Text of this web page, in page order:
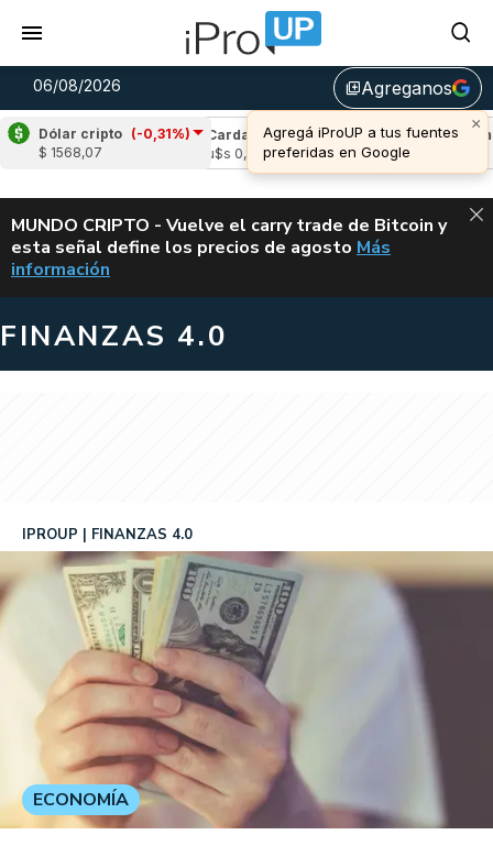
06/08/2026 library_addAgreganos
×
Agregá iProUP a tus fuentes
preferidas en Google
Dólar cripto (-0,31%)
$ 1568,07
(-1,95%)
Cardano (-1,28%)
u$s 0,19
Avalanche
u$s 6,70
ALERTA
MUNDO CRIPTO - Vuelve el carry trade de Bitcoin y
esta señal define los precios de agosto VUELVE EL
Más
información
FINANZAS 4.0
IPROUP FINANZAS 4.0
ECONOMÍA